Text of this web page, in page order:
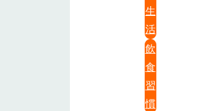
生
活
飲
食
習
慣